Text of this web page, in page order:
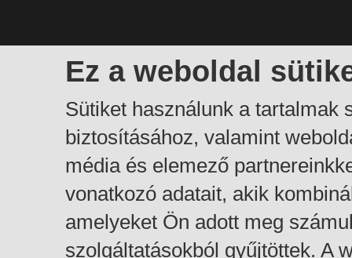
Ez a weboldal
Sütiket használunk a tartalmak
biztosításához, valamint
média és elemező
vonatkozó adatait, akik
amelyeket Ön adott meg
szolgáltatásokból gyűjtöttek. A